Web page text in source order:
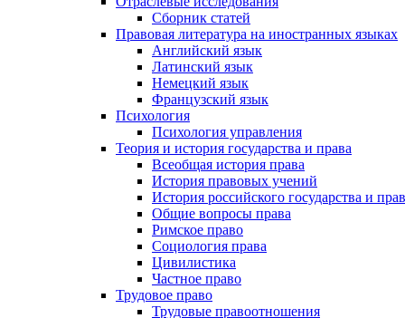
Сборник статей
Правовая литература на иностранных языках
Английский язык
Латинский язык
Немецкий язык
Французский язык
Психология
Психология управления
Теория и история государства и права
Всеобщая история права
История правовых учений
История российского государства и
Общие вопросы права
Римское право
Социология права
Цивилистика
Частное право
Трудовое право
Трудовые правоотношения